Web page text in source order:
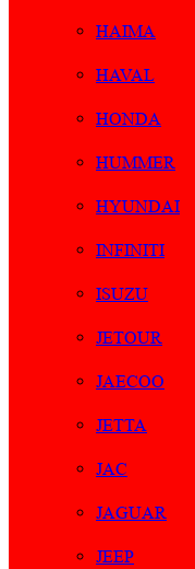
HAIMA
HAVAL
HONDA
HUMMER
HYUNDAI
INFINITI
ISUZU
JETOUR
JAECOO
JETTA
JAC
JAGUAR
JEEP